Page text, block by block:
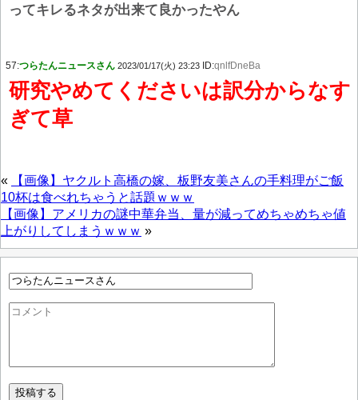
ってキレるネタが出来て良かったやん
57:つらたんニュースさん 2023/01/17(火) 23:23 ID:qnlfDneBa
研究やめてくださいは訳分からなす
ぎて草
«
【画像】ヤクルト高橋の嫁、板野友美さんの手料理がご飯
10杯は食べれちゃうと話題ｗｗｗ
【画像】アメリカの謎中華弁当、量が減ってめちゃめちゃ値
上がりしてしまうｗｗｗ »